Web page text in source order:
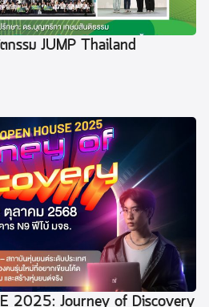
กรรม JUMP Thailand
2025: Journey of Discovery